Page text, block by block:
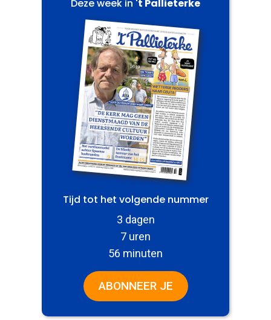
Deze week in 't Pallieterke
Tijd tot het volgende nummer
3 dagen
7 uren
56 minuten
ABONNEER JE